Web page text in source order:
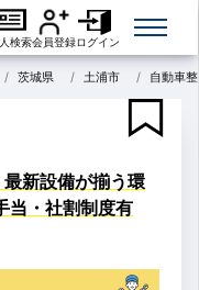
検索会員登録ログイン
茨城県 土浦市 自動車
最新設備が揃う環
当・社割制度有